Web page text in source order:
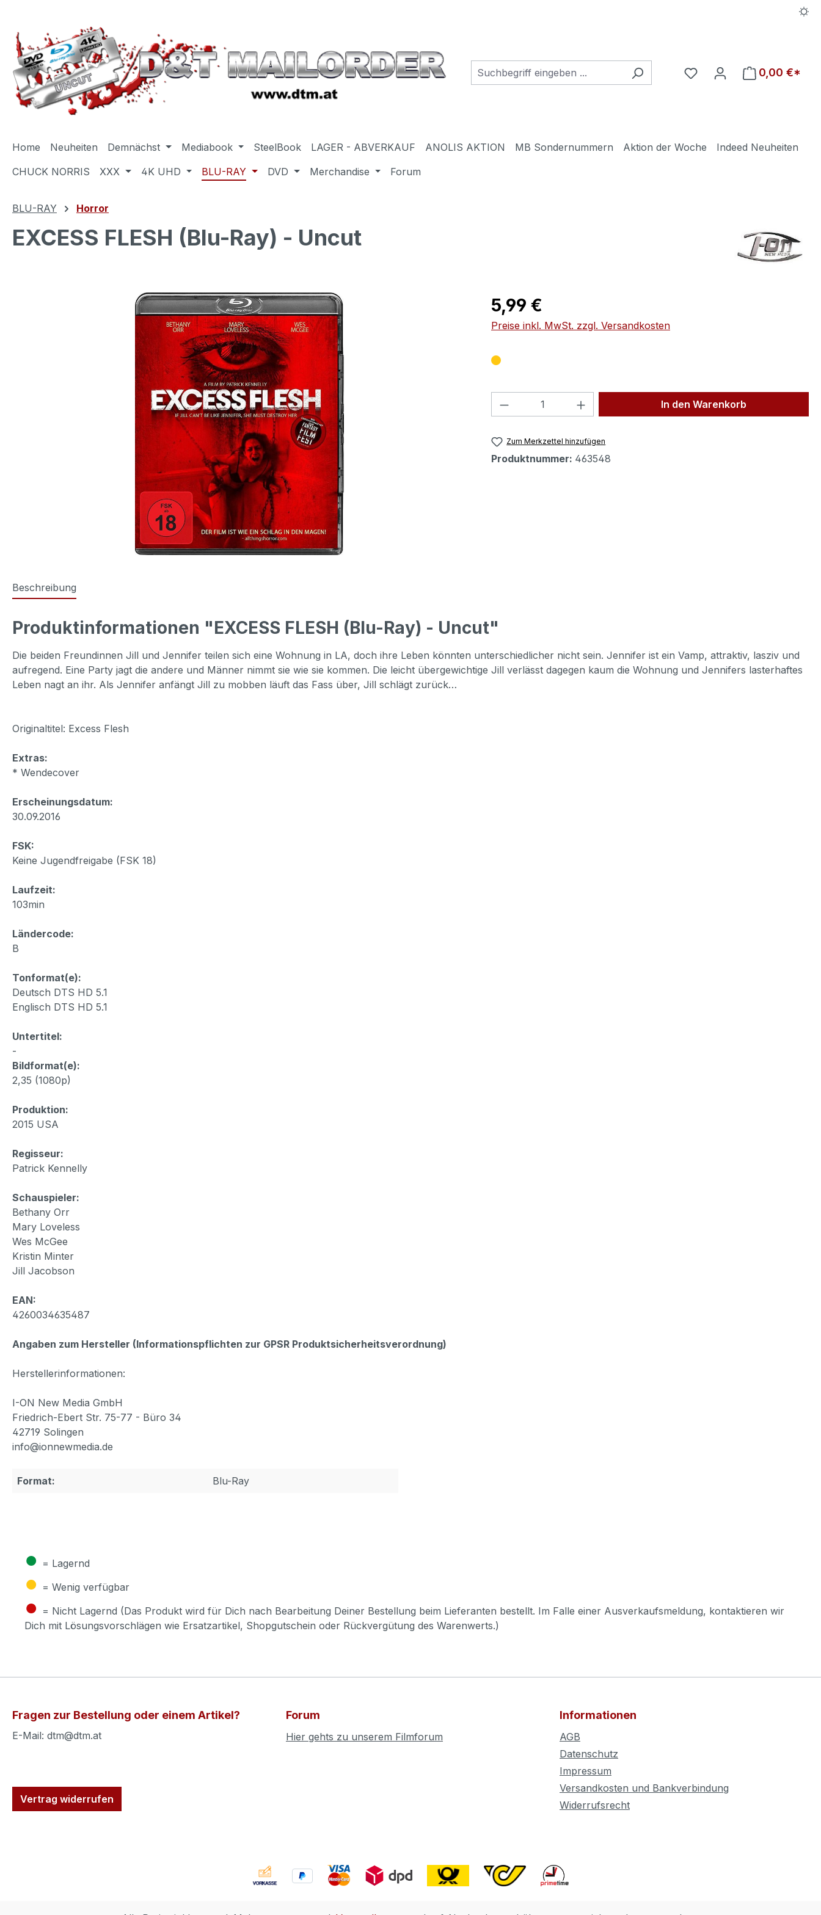
Du hast 0 Produkte auf
0,00 €*
Home Neuheiten Demnächst Mediabook SteelBook LAGER - ABVERKAUF ANOLIS AKTION MB Sondernummern Aktion der Woche
Indeed Neuheiten
CHUCK NORRIS
XXX 4K UHD BLU-RAY DVD Merchandise Forum
BLU-RAY Horror
EXCESS FLESH (Blu-Ray) - Uncut
Regulärer Preis:
5,99 €
Preise inkl. MwSt. zzgl. Versandkosten
Produkt Anzahl: Gib den gewünschten Wert
In den Warenkorb
Zum Merkzettel hinzufügen
Produktnummer: 463548
Beschreibung
Produktinformationen "EXCESS FLESH (Blu-Ray) - Uncut"
Die beiden Freundinnen Jill und Jennifer teilen sich eine Wohnung in LA, doch ihre Leben könnten unterschiedlicher nicht sein. Jennifer ist ein Vamp, attraktiv, lasziv und
aufregend. Eine Party jagt die andere und Männer nimmt sie wie sie kommen. Die leicht übergewichtige Jill verlässt dagegen kaum die Wohnung und Jennifers lasterhaftes
Leben nagt an ihr. Als Jennifer anfängt Jill zu mobben läuft das Fass über, Jill schlägt zurück…
Originaltitel: Excess Flesh
Extras:
* Wendecover
Erscheinungsdatum:
30.09.2016
FSK:
Keine Jugendfreigabe (FSK 18)
Laufzeit:
103min
Ländercode:
B
Tonformat(e):
Deutsch DTS HD 5.1
Englisch DTS HD 5.1
Untertitel:
-
Bildformat(e):
2,35 (1080p)
Produktion:
2015 USA
Regisseur:
Patrick Kennelly
Schauspieler:
Bethany Orr
Mary Loveless
Wes McGee
Kristin Minter
Jill Jacobson
EAN:
4260034635487
Angaben zum Hersteller (Informationspflichten zur GPSR Produktsicherheitsverordnung)
Herstellerinformationen:
I-ON New Media GmbH
Friedrich-Ebert Str. 75-77 - Büro 34
42719 Solingen
info@ionnewmedia.de
Format: Blu-Ray
● = Lagernd
● = Wenig verfügbar
● = Nicht Lagernd (Das Produkt wird für Dich nach Bearbeitung Deiner Bestellung beim Lieferanten bestellt. Im Falle einer Ausverkaufsmeldung, kontaktieren wir
Dich mit Lösungsvorschlägen wie Ersatzartikel, Shopgutschein oder Rückvergütung des Warenwerts.)
Fragen zur Bestellung oder einem Artikel?
E-Mail: dtm@dtm.at
Vertrag widerrufen
Forum
Hier gehts zu unserem Filmforum
Informationen
AGB
Datenschutz
Impressum
Versandkosten und Bankverbindung
Widerrufsrecht